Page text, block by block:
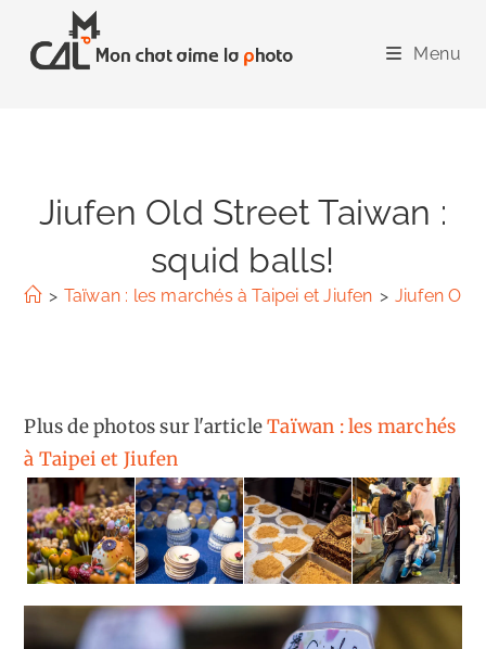
content
Menu
Jiufen Old Street Taiwan :
squid balls!
> Taïwan : les marchés à Taipei et Jiufen > Jiufen Old
Plus de photos sur l'articleTaïwan : les marchés
à Taipei et Jiufen